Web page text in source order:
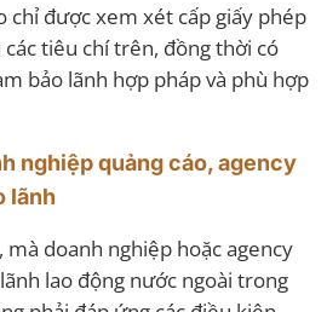
chỉ được xem xét cấp giấy phép
tiêu chí trên, đồng thời có
bảo lãnh hợp pháp và phù hợp
nghiệp quảng cáo, agency
lãnh
mà doanh nghiệp hoặc agency
lao động nước ngoài trong